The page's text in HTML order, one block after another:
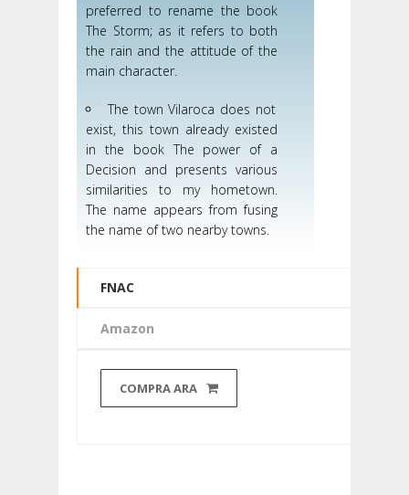
preferred to rename the book
The Storm; as it refers to both
the rain and the attitude of the
main character.
The town Vilaroca does not
exist, this town already existed
in the book The power of a
Decision and presents various
similarities to my hometown.
The name appears from fusing
the name of two nearby towns.
FNAC
Amazon
COMPRA ARA